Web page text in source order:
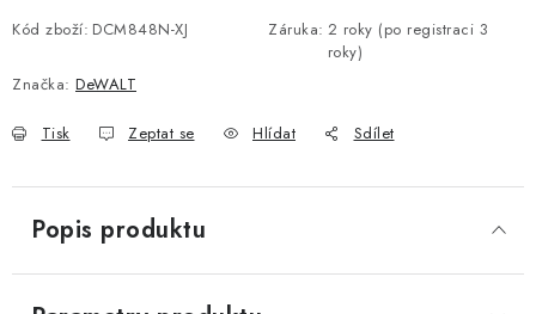
Kód zboží: DCM848N-XJ Záruka: 2 roky (po registraci 3
roky)
Značka: DeWALT
Tisk Zeptat se Hlídat Sdílet
Popis produktu